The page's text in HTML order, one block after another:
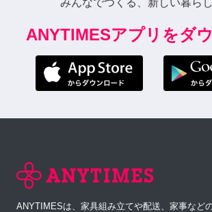
みんなでつくる、新しい暮らし
ANYTIMESアプリをダ
ANYTIMESは、家具組み立てや配送、家事など